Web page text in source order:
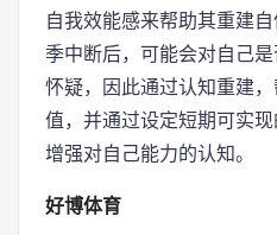
自我效能感来帮助其重建
季中断后，可能会对自己
怀疑，因此通过认知重建
值，并通过设定短期可实现
增强对自己能力的认知。
好博体育